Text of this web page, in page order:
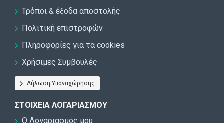
Τρόποι & έξοδα αποστολής
Πολιτική επιστροφών
Πληροφορίες για τα cookies
Χρήσιμες Συμβουλές
Δήλωση Υπαναχώρησης
ΣΤΟΙΧΕΊΑ ΛΟΓΑΡΙΑΣΜΟΎ
Ο Λογαριασμός μου